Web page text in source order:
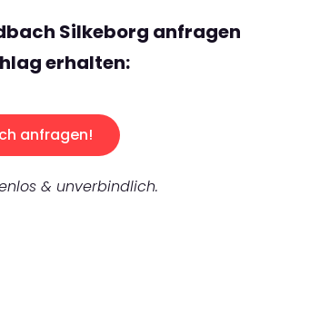
Silkeborg anfragen
erhalten:
anfragen!
& unverbindlich.